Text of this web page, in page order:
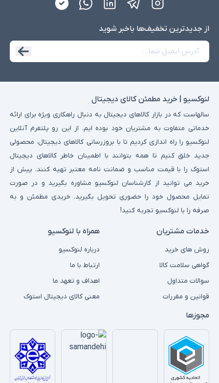
از جدید‌ترین تخفیف‌ها با‌خبر شوید
لنوکسیو | خرید مطمئن کالای دیجیتال
سالهاست که در بازار کالاهای دیجیتال به دنبال راهکاری ویژه برای ارائه
خدماتی متفاوت به مشتریان خود بوده ایم. از این رو پلتفرم آنلاین
لنوکسیو را راه اندازی کردیم تا با بروزرسانی کالاهای دیجیتال، محصولی
جدید خلق کنیم تا همه بتوانند با اطمینان خاطر کالاهای دیجیتال
استوک را با قیمت مناسب و ضمانت نامه معتبر تهیه کنند. پیش از
خرید می توانید از کارشناسان لنوکسیو مشاوره بگیرید و در صورت
تمایل محصول خود را حضوری تحویل بگیرید. خریدی مطمئن و به
صرفه را با لنوکسیو تجربه کنید!
خدمات مشتریان
روش های خرید
گواهی سلامت کالا
سوالات متداول
قوانین و مقررات
همراه با لنوکسیو
درباره لنوکسیو
ارتباط با ما
اهداف و تعهد ما
معنی کالای دیجیتال استوک
مجوزها